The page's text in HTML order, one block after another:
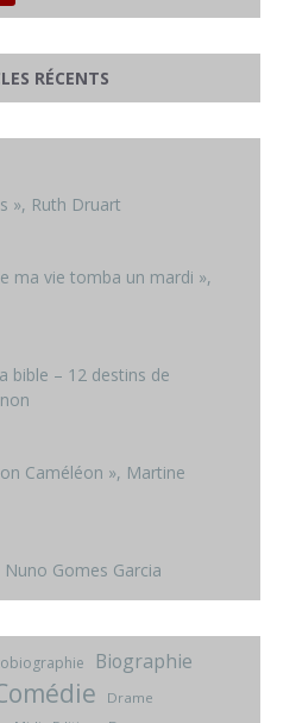
RÉCENTS
», Ruth Druart
ma vie tomba un mardi »,
bible – 12 destins de
Caméléon », Martine
Gomes Garcia
Biographie
Drame